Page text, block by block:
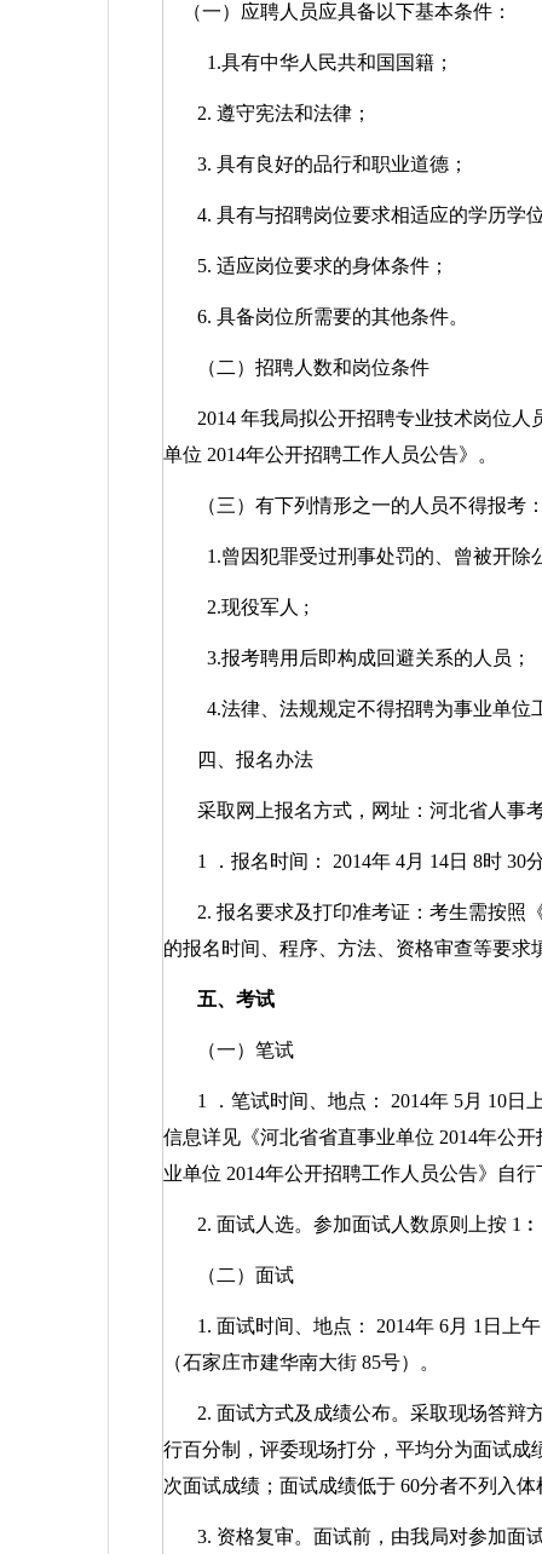
（一）应聘人员应具备以下基本条件：
1.具有中华人民共和国国籍；
2. 遵守宪法和法律；
3. 具有良好的品行和职业道德；
4. 具有与招聘岗位要求相适应的学历学
5. 适应岗位要求的身体条件；
6. 具备岗位所需要的其他条件。
（二）招聘人数和岗位条件
2014 年我局拟公开招聘专业技术岗位人
单位 2014年公开招聘工作人员公告》。
（三）有下列情形之一的人员不得报考
1.曾因犯罪受过刑事处罚的、曾被开除
2.现役军人 ;
3.报考聘用后即构成回避关系的人员；
4.法律、法规规定不得招聘为事业单位
四、报名办法
采取网上报名方式，网址：河北省人事
1 ．报名时间： 2014年 4月 14日 8时 30
2. 报名要求及打印准考证：考生需按照
的报名时间、程序、方法、资格审查等要求
五、考试
（一）笔试
1 ．笔试时间、地点： 2014年 5月 10日
信息详见《河北省省直事业单位 2014年公开
业单位 2014年公开招聘工作人员公告》自行
2. 面试人选。参加面试人数原则上按 1
（二）面试
1. 面试时间、地点： 2014年 6月 1 日上
（石家庄市建华南大街 85号）。
2. 面试方式及成绩公布。采取现场答辩
行百分制，评委现场打分，平均分为面试
次面试成绩；面试成绩低于 60分者不列入体
3. 资格复审。面试前，由我局对参加面